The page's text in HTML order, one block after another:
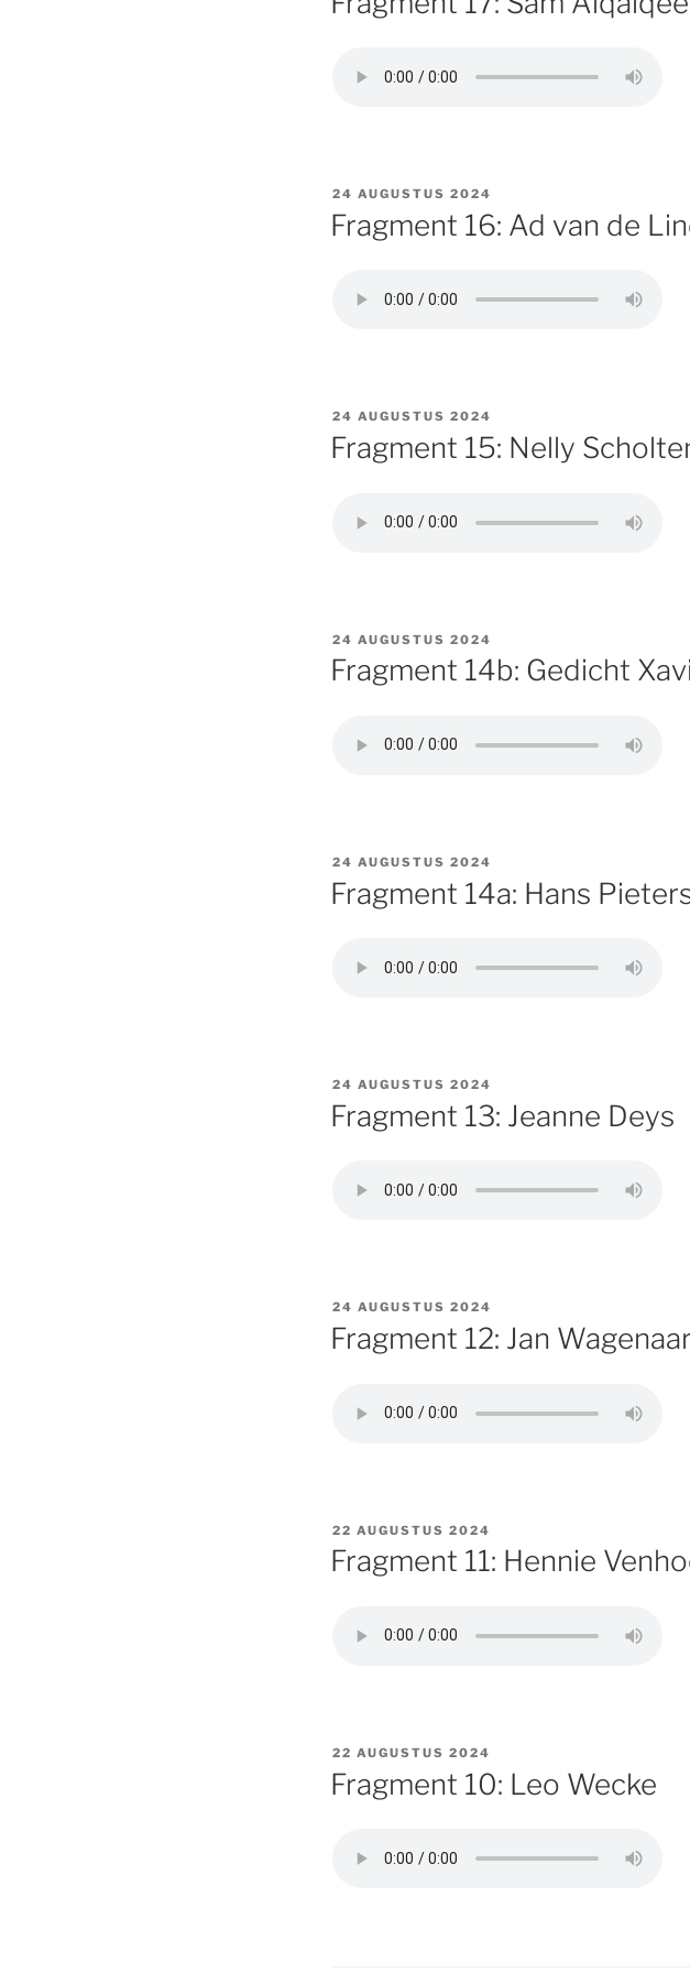
GEPLAATST
OP
24 AUGUSTUS 2024
Fragment 16: Ad van de
GEPLAATST
OP
24 AUGUSTUS 2024
Fragment 15: Nelly
GEPLAATST
OP
24 AUGUSTUS 2024
Fragment 14b: Gedicht
GEPLAATST
24 AUGUSTUS 2024
Fragment 14a: Hans
GEPLAATST
OP
24 AUGUSTUS 2024
Fragment 13: Jeanne Deys
GEPLAATST
OP
24 AUGUSTUS 2024
Fragment 12: Jan Wagenaar
GEPLAATST
OP
22 AUGUSTUS 2024
Fragment 11: Hennie
GEPLAATST
22 AUGUSTUS 2024
Fragment 10: Leo Wecke